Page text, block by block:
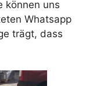
können uns
Whatsapp
trägt, dass